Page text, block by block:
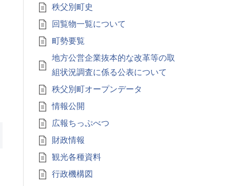
秩父別町史
回覧物一覧について
町勢要覧
地方公営企業抜本的な改革等の取
組状況調査に係る公表について
秩父別町オープンデータ
情報公開
広報ちっぷべつ
財政情報
観光各種資料
行政機構図